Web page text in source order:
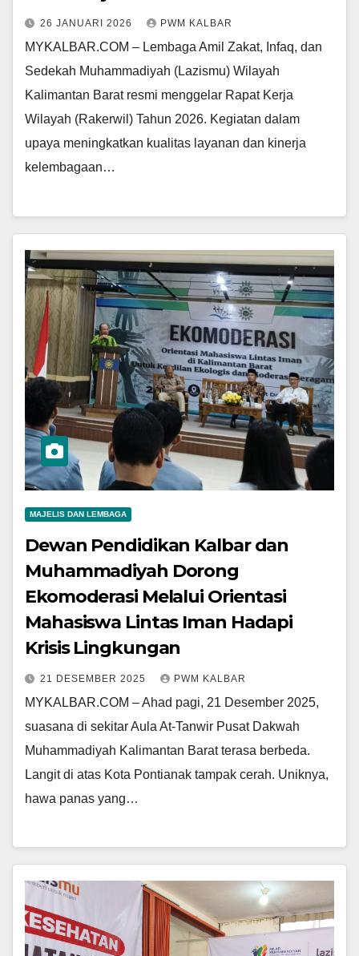
26 JANUARI 2026 PWM KALBAR
MYKALBAR.COM – Lembaga Amil Zakat, Infaq, dan
Sedekah Muhammadiyah (Lazismu) Wilayah
Kalimantan Barat resmi menggelar Rapat Kerja
Wilayah (Rakerwil) Tahun 2026. Kegiatan dalam
upaya meningkatkan kualitas layanan dan kinerja
kelembagaan…
MAJELIS DAN LEMBAGA
Dewan Pendidikan Kalbar dan
Muhammadiyah Dorong
Ekomoderasi Melalui Orientasi
Mahasiswa Lintas Iman Hadapi
Krisis Lingkungan
21 DESEMBER 2025 PWM KALBAR
MYKALBAR.COM – Ahad pagi, 21 Desember 2025,
suasana di sekitar Aula At-Tanwir Pusat Dakwah
Muhammadiyah Kalimantan Barat terasa berbeda.
Langit di atas Kota Pontianak tampak cerah. Uniknya,
hawa panas yang…